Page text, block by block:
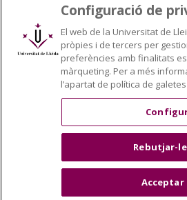
Xarxes universitàries
Configuració de
El web de la Universitat de
pròpies i de tercers per
preferències amb finalitats
màrqueting. Per a més
l’apartat de política de
Rebutjar-